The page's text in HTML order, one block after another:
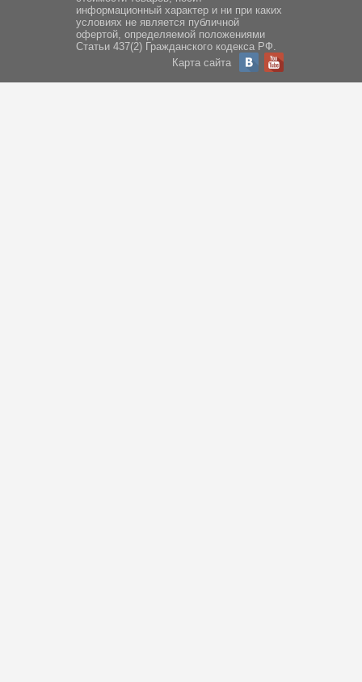
информационный характер и ни при каких
условиях не является публичной
офертой, определяемой положениями
Статьи 437(2) Гражданского кодекса РФ.
Карта сайта